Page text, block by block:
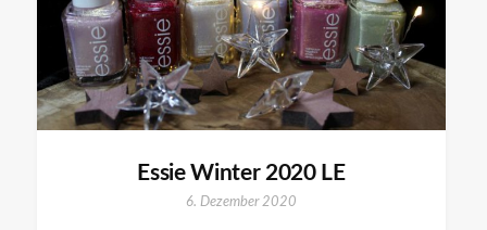
Essie Winter 2020 LE
6. Dezember 2020